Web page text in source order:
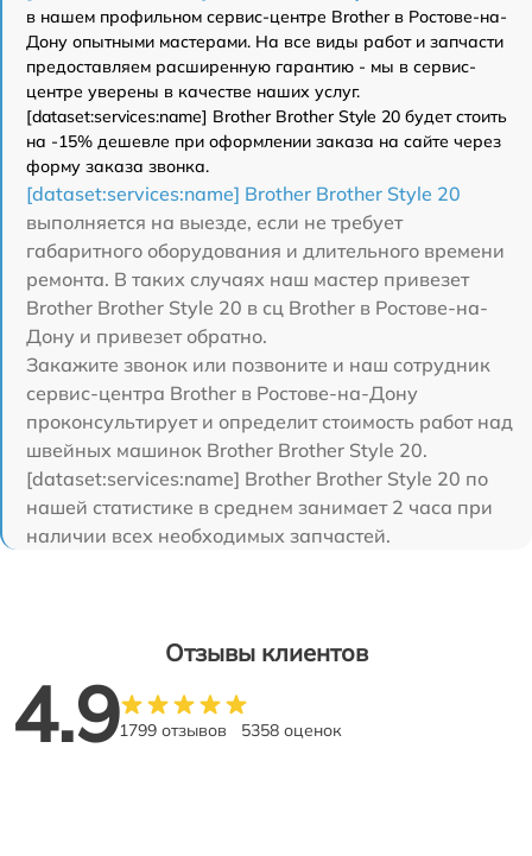
в нашем профильном сервис-центре Brother в Ростове-на-
Дону опытными мастерами. На все виды работ и запчасти
предоставляем расширенную гарантию - мы в сервис-
центре уверены в качестве наших услуг.
[dataset:services:name] Brother Brother Style 20 будет стоить
на -15% дешевле при оформлении заказа на сайте через
форму заказа звонка.
[dataset:services:name] Brother Brother Style 20
выполняется на выезде, если не требует
габаритного оборудования и длительного времени
ремонта. В таких случаях наш мастер привезет
Brother Brother Style 20 в сц Brother в Ростове-на-
Дону и привезет обратно.
Закажите звонок или позвоните и наш сотрудник
сервис-центра Brother в Ростове-на-Дону
проконсультирует и определит стоимость работ над
швейных машинок Brother Brother Style 20.
[dataset:services:name] Brother Brother Style 20 по
нашей статистике в среднем занимает 2 часа при
наличии всех необходимых запчастей.
Отзывы клиентов
4.91799 отзывов 5358 оценок